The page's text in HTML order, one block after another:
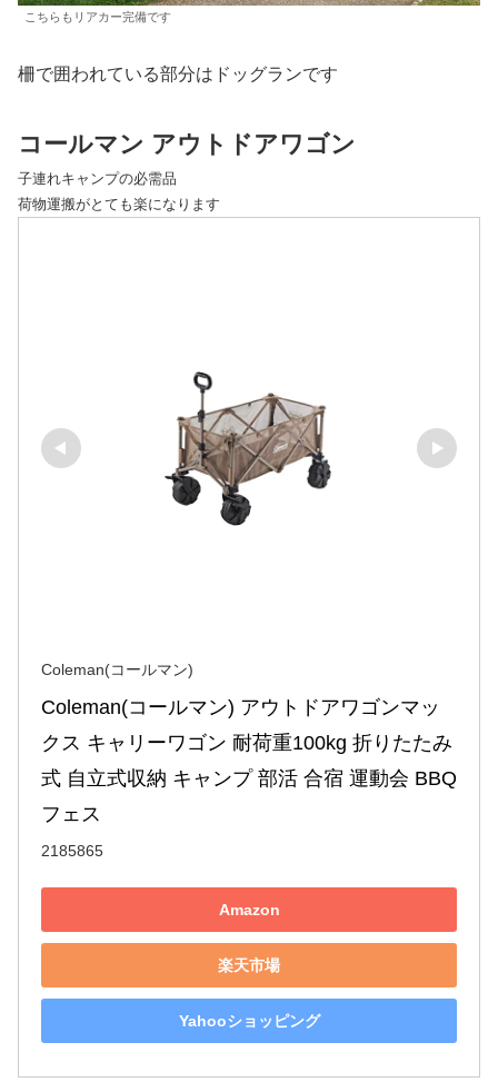
こちらもリアカー完備です
柵で囲われている部分はドッグランです
コールマン アウトドアワゴン
子連れキャンプの必需品
荷物運搬がとても楽になります
Coleman(コールマン)
Coleman(コールマン) アウトドアワゴンマッ
クス キャリーワゴン 耐荷重100kg 折りたたみ
式 自立式収納 キャンプ 部活 合宿 運動会 BBQ
フェス
2185865
Amazon
楽天市場
Yahooショッピング